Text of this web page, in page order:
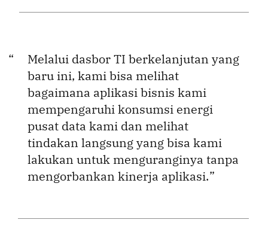
Melalui dasbor TI berkelanjutan yang
baru ini, kami bisa melihat
bagaimana aplikasi bisnis kami
mempengaruhi konsumsi energi
pusat data kami dan melihat
tindakan langsung yang bisa kami
lakukan untuk menguranginya tanpa
mengorbankan kinerja aplikasi.